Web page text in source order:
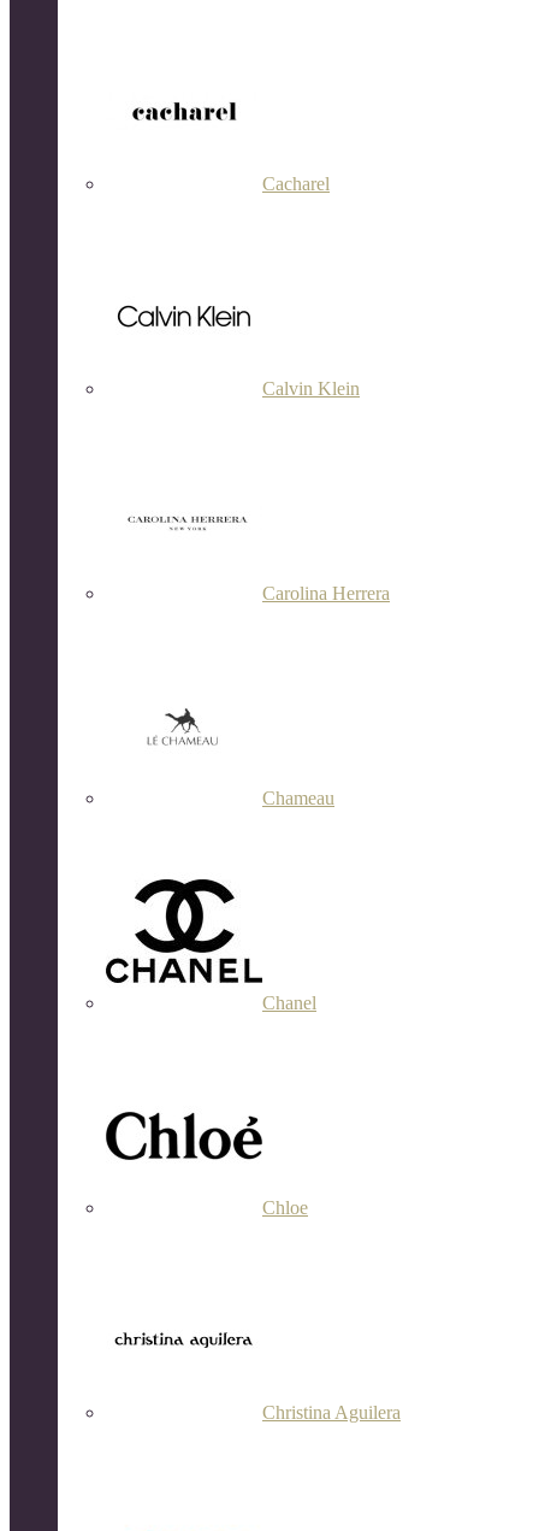
Cacharel
Calvin Klein
Carolina Herrera
Chameau
Chanel
Chloe
Christina Aguilera